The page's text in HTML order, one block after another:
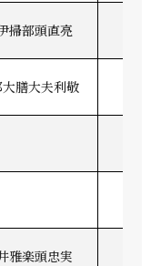
掃部頭直亮
膳大夫利敬
雅楽頭忠実